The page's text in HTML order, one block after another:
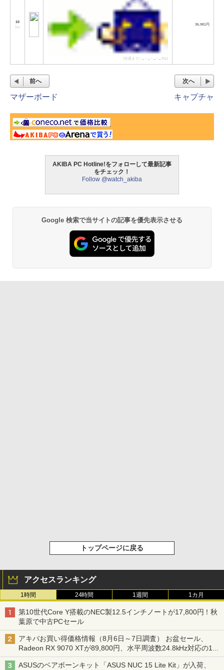
10
[↓]
[先週まで:−→−→−→−→9位]
36,981円
前へ
マザーボード
次へ
キャプチャ
AKIBA PC Hotline!をフォローして最新記事
をチェック！
Follow @watch_akiba
Google 検索で当サイトの記事を優先表示させる
トップページに戻る
アクセスランキング
1時間 24時間 1週間 1カ月
第10世代Core Y搭載のNEC製12.5インチノートが17,800円！秋
葉原で中古PCセール
アキバお買い得価格情報（8月6日～7日調査） お盆セール、
Radeon RX 9070 XTが89,800円、水平周波数24.8kHz対応の17
型モニターが9,801円、暑さ指数連動セール ほか
ASUSのベアボーンキット「ASUS NUC 15 Lite Kit」が入荷、